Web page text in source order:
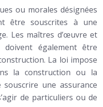
ou morales désignées
être souscrites à une
Les maîtres d’œuvre et
doivent également être
La loi impose
la construction ou la
une assurance
de particuliers ou de